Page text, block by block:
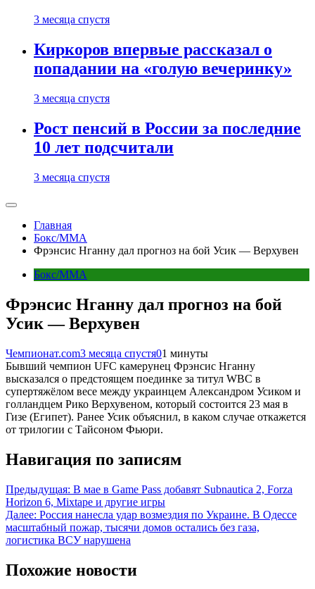
3 месяца спустя
Киркоров впервые рассказал о
попадании на «голую вечеринку»
3 месяца спустя
Рост пенсий в России за последние
10 лет подсчитали
3 месяца спустя
Главная
Бокс/MMA
Фрэнсис Нганну дал прогноз на бой Усик — Верхувен
Бокс/MMA
Фрэнсис Нганну дал прогноз на бой
Усик — Верхувен
Чемпионат.com3 месяца спустя01 минуты
Бывший чемпион UFC камерунец Фрэнсис Нганну
высказался о предстоящем поединке за титул WBC в
супертяжёлом весе между украинцем Александром Усиком и
голландцем Рико Верхувеном, который состоится 23 мая в
Гизе (Египет). Ранее Усик объяснил, в каком случае откажется
от трилогии с Тайсоном Фьюри.
Навигация по записям
Предыдущая: В мае в Game Pass добавят Subnautica 2, Forza
Horizon 6, Mixtape и другие игры
Далее: Россия нанесла удар возмездия по Украине. В Одессе
масштабный пожар, тысячи домов остались без газа,
логистика ВСУ нарушена
Похожие новости